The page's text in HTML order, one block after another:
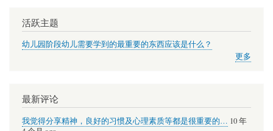
活跃主题
幼儿园阶段幼儿需要学到的最重要的东西应该是什么？
更多
最新评论
我觉得分享精神，良好的习惯及心理素质等都是很重要的… 10 年